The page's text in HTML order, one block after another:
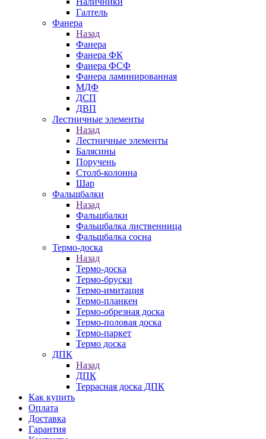
Галтель
Фанера
Назад
Фанера
Фанера ФК
Фанера ФСФ
Фанера ламинированная
МДФ
ДСП
ДВП
Лестничные элементы
Назад
Лестничные элементы
Балясины
Поручень
Столб-колонна
Шар
Фальшбалки
Назад
Фальшбалки
Фальшбалка лиственница
Фальшбалка сосна
Термо-доска
Назад
Термо-доска
Термо-бруски
Термо-имитация
Термо-планкен
Термо-обрезная доска
Термо-половая доска
Термо-паркет
Термо доска
ДПК
Назад
ДПК
Террасная доска ДПК
Как купить
Оплата
Доставка
Гарантия